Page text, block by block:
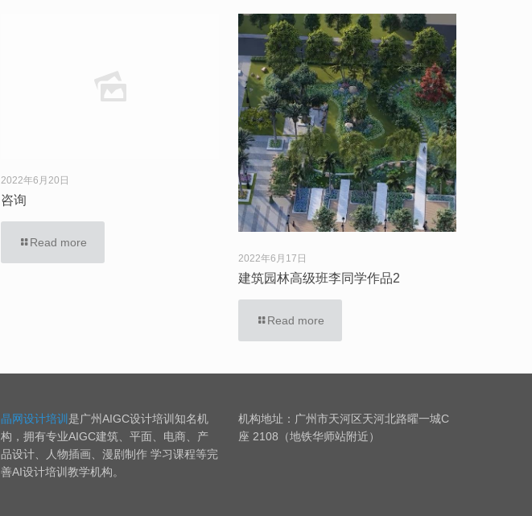
2022年6月20日
咨询
Read more
2022年6月17日
建筑园林高级班李同学作品2
Read more
晶网设计培训 是广州AIGC设计培训知名机
构，拥有专业AIGC建筑、平面、电商、产
品设计、人物插画、漫剧制作 学习课程等完
善AI设计培训教学机构。
机构地址：广州市天河区天河北路曜一城C
座 2108（地铁华师站附近）